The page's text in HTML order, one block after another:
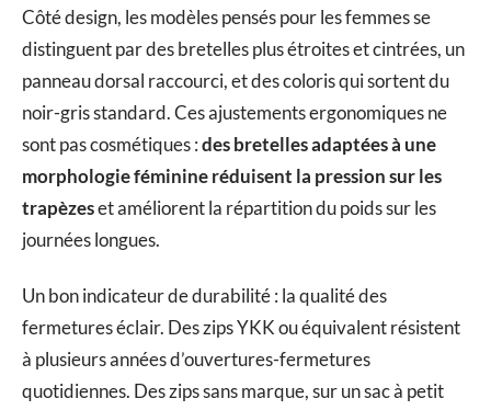
Côté design, les modèles pensés pour les femmes se
distinguent par des bretelles plus étroites et cintrées, un
panneau dorsal raccourci, et des coloris qui sortent du
noir-gris standard. Ces ajustements ergonomiques ne
sont pas cosmétiques :des bretelles adaptées à une
morphologie féminine réduisent la pression sur les
trapèzeset améliorent la répartition du poids sur les
journées longues.
Un bon indicateur de durabilité : la qualité des
fermetures éclair. Des zips YKK ou équivalent résistent
à plusieurs années d’ouvertures-fermetures
quotidiennes. Des zips sans marque, sur un sac à petit